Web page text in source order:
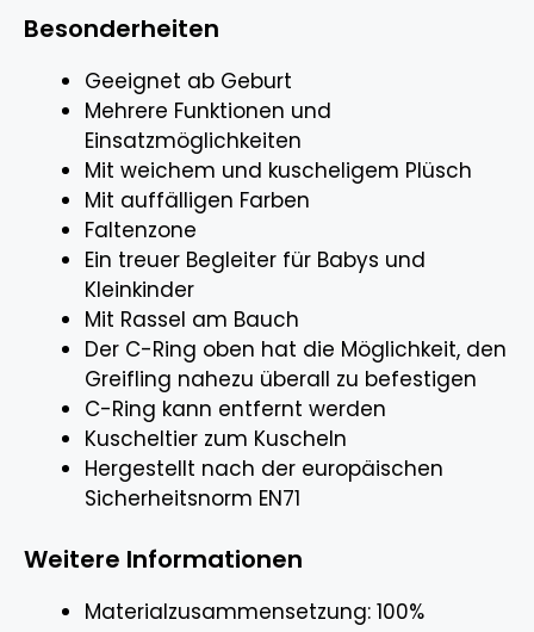
Besonderheiten
Geeignet ab Geburt
Mehrere Funktionen und
Einsatzmöglichkeiten
Mit weichem und kuscheligem Plüsch
Mit auffälligen Farben
Faltenzone
Ein treuer Begleiter für Babys und
Kleinkinder
Mit Rassel am Bauch
Der C-Ring oben hat die Möglichkeit, den
Greifling nahezu überall zu befestigen
C-Ring kann entfernt werden
Kuscheltier zum Kuscheln
Hergestellt nach der europäischen
Sicherheitsnorm EN71
Weitere Informationen
Materialzusammensetzung: 100%